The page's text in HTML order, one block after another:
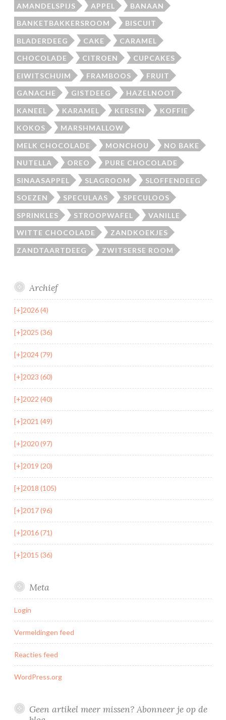
AMANDELSPIJS APPEL BANAAN
BANKETBAKKERSROOM BISCUIT
BLADERDEEG CAKE CARAMEL
CHOCOLADE CITROEN CUPCAKES
EIWITSCHUIM FRAMBOOS FRUIT
GANACHE GISTDEEG HAZELNOOT
KANEEL KARAMEL KERSEN KOFFIE
KOKOS MARSHMALLOW
MELK CHOCOLADE MONCHOU NO BAKE
NUTELLA OREO PURE CHOCOLADE
SINAASAPPEL SLAGROOM SLOFFENDEEG
SOEZEN SPECULAAS SPECULOOS
SPRINKLES STROOPWAFEL VANILLE
WITTE CHOCOLADE ZANDKOEKJES
ZANDTAARTDEEG ZWITSERSE ROOM
Archief
[+]2026 (4)
[+]2025 (36)
[+]2024 (79)
[+]2023 (60)
[+]2022 (40)
[+]2021 (49)
[+]2020 (97)
[+]2019 (20)
[+]2018 (105)
[+]2017 (96)
[+]2016 (71)
[+]2015 (36)
Meta
Login
Vermeldingen feed
Reacties feed
WordPress.org
Geen artikel meer missen? Abonneer je op de